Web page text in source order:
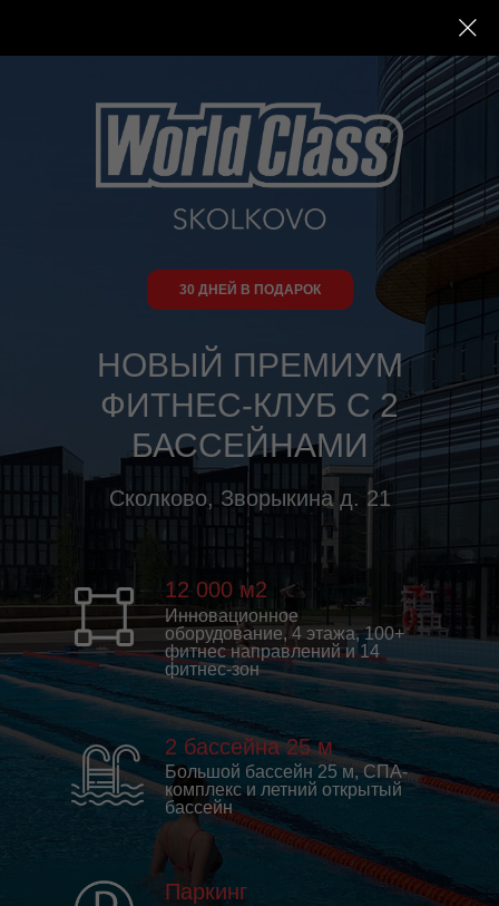
30 ДНЕЙ В ПОДАРОК
Сколково, Зворыкина д. 21
12 000 м2
Инновационное
оборудование, 4 этажа, 100+
фитнес направлений и 14
фитнес-зон
2 бассейна 25 м
Большой бассейн 25 м, СПА-
комплекс и летний открытый
бассейн
Паркинг
НОВЫЙ ПРЕМИУМ
ФИТНЕС-КЛУБ С 2
БАССЕЙНАМИ